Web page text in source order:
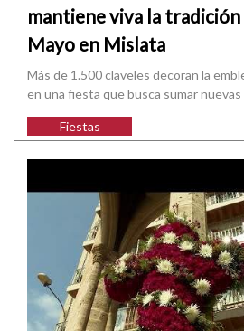
mantiene viva la tradición
Mayo en Mislata
Más de 1.500 claveles decoran la
en una fiesta que busca sumar
Fiestas